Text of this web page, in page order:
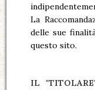
La
delle sue
questo sito.
IL